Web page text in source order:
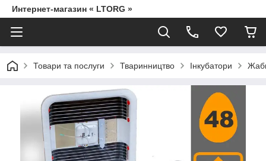
Интернет-магазин « LTORG »
Товари та послуги Тваринництво Інкубатори